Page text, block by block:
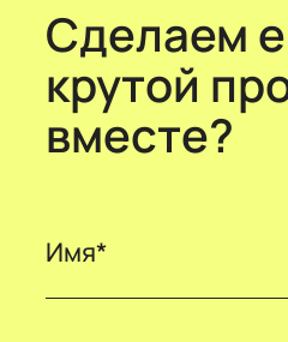
Сделаем
крутой
вместе?